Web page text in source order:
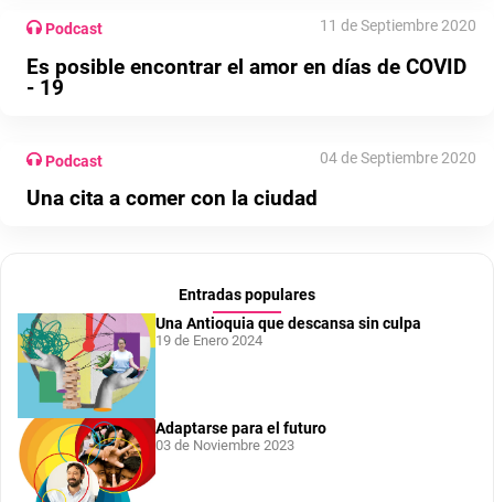
Podcast 11 de Septiembre 2020
Es posible encontrar el amor en días de COVID
- 19
Podcast 04 de Septiembre 2020
Una cita a comer con la ciudad
Entradas populares
Una Antioquia que descansa sin culpa
19 de Enero 2024
Adaptarse para el futuro
03 de Noviembre 2023